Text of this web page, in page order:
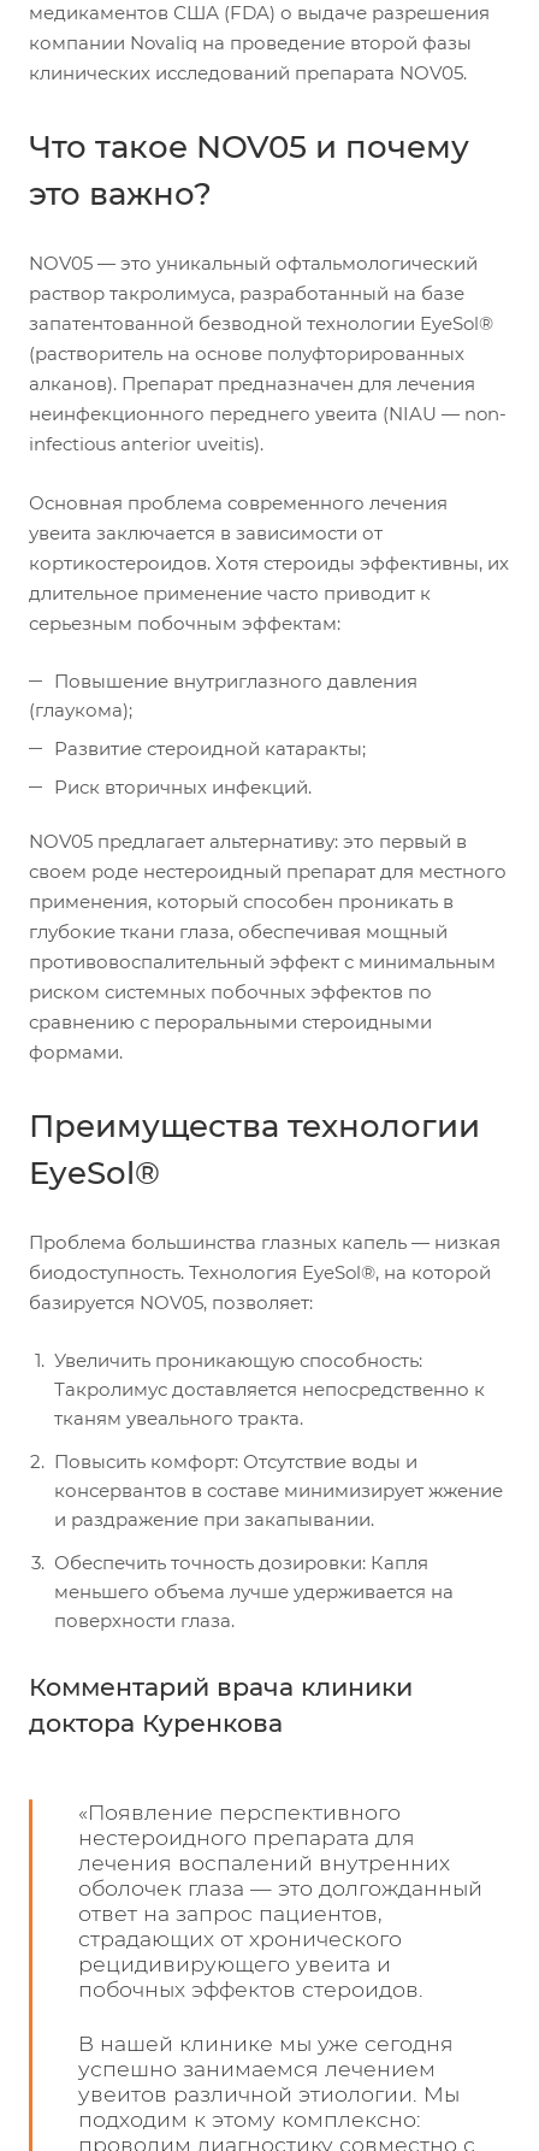
медикаментов США (FDA) о выдаче разрешения
компании Novaliq на проведение второй фазы
клинических исследований препарата NOV05.
Что такое NOV05 и почему
это важно?
NOV05 — это уникальный офтальмологический
раствор такролимуса, разработанный на базе
запатентованной безводной технологии EyeSol®
(растворитель на основе полуфторированных
алканов). Препарат предназначен для лечения
неинфекционного переднего увеита (NIAU — non-
infectious anterior uveitis).
Основная проблема современного лечения
увеита заключается в зависимости от
кортикостероидов. Хотя стероиды эффективны, их
длительное применение часто приводит к
серьезным побочным эффектам:
Повышение внутриглазного давления
(глаукома);
Развитие стероидной катаракты;
Риск вторичных инфекций.
NOV05 предлагает альтернативу: это первый в
своем роде нестероидный препарат для местного
применения, который способен проникать в
глубокие ткани глаза, обеспечивая мощный
противовоспалительный эффект с минимальным
риском системных побочных эффектов по
сравнению с пероральными стероидными
формами.
Преимущества технологии
EyeSol®
Проблема большинства глазных капель — низкая
биодоступность. Технология EyeSol®, на которой
базируется NOV05, позволяет:
Увеличить проникающую способность:
Такролимус доставляется непосредственно к
тканям увеального тракта.
Повысить комфорт: Отсутствие воды и
консервантов в составе минимизирует жжение
и раздражение при закапывании.
Обеспечить точность дозировки: Капля
меньшего объема лучше удерживается на
поверхности глаза.
Комментарий врача клиники
доктора Куренкова
«Появление перспективного
нестероидного препарата для
лечения воспалений внутренних
оболочек глаза — это долгожданный
ответ на запрос пациентов,
страдающих от хронического
рецидивирующего увеита и
побочных эффектов стероидов.
В нашей клинике мы уже сегодня
успешно занимаемся лечением
увеитов различной этиологии. Мы
подходим к этому комплексно:
проводим диагностику совместно с